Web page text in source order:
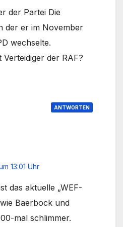
der Partei Die
der er im November
wechselte.
der RAF?
ANTWORTEN
13:01 Uhr
das aktuelle „WEF-
Baerbock und
mal schlimmer.